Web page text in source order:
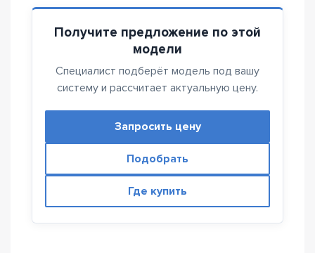
Получите предложение по этой
модели
Специалист подберёт модель под вашу
систему и рассчитает актуальную цену.
Запросить цену
Подобрать
Где купить